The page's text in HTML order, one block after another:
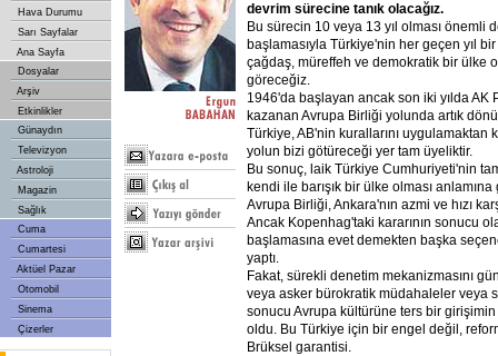
Hava Durumu
Sarı Sayfalar
Ana Sayfa
Dosyalar
Arşiv
Etkinlikler
Günaydın
Televizyon
Astroloji
Magazin
Sağlık
Cuma
Cumartesi
Aktüel Pazar
Otomobil
Sinema
Çizerler
devrim sürecine tanık olacağız.
Bu sürecin 10 veya 13 yıl olması önemli
başlamasıyla Türkiye'nin her geçen yıl
çağdaş, müreffeh ve demokratik bir ülke
göreceğiz.
1946'da başlayan ancak son iki yılda AK
kazanan Avrupa Birliği yolunda artık
Türkiye, AB'nin kurallarını uygulamaktan
yolun bizi götüreceği yer tam üyeliktir.
Bu sonuç, laik Türkiye Cumhuriyeti'nin
kendi ile barışık bir ülke olması
Avrupa Birliği, Ankara'nın azmi ve hızı
Ancak Kopenhag'taki kararının sonucu
başlamasına evet demekten başka
yaptı.
Fakat, sürekli denetim mekanizmasını
veya asker bürokratik müdahaleler veya
sonucu Avrupa kültürüne ters bir
oldu. Bu Türkiye için bir engel değil,
Brüksel garantisi.